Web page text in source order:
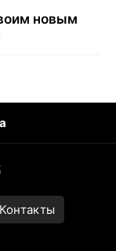
новым
Контакты